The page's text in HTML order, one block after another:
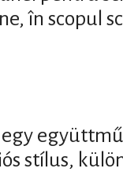
în scopul
stílus,